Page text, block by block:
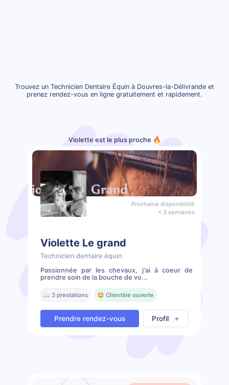
Trouvez un Technicien Dentaire Équin à Douvres-la-Délivrande et
prenez rendez-vous en ligne gratuitement et rapidement.
Violette est le plus proche 🔥
Prochaine disponibilité
< 3 semaines
Violette Le grand
Technicien dentaire équin
Passionnée par les chevaux, j'ai à coeur de
prendre soin de la bouche de vo...
📖 3 prestations 🤩 Clientèle ouverte
Prendre rendez-vous Profil